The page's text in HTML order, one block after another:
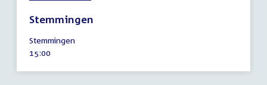
Stemmingen
juni
2024
Stemmingen
Tijd
15:00